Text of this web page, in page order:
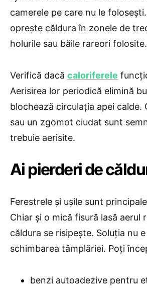
camerele pe care nu le
oprește căldura în zonele de
holurile sau băile rareori folosite.
Verifică dacă caloriferele
Aerisirea lor periodică elimină
blochează circulația apei calde.
sau un zgomot ciudat sunt
trebuie aerisite.
​Ai pierderi de
Ferestrele și ușile sunt
Chiar și o mică fisură lasă aerul
căldura se risipește. Soluția nu
schimbarea tâmplăriei. Poți
benzi autoadezive pentru